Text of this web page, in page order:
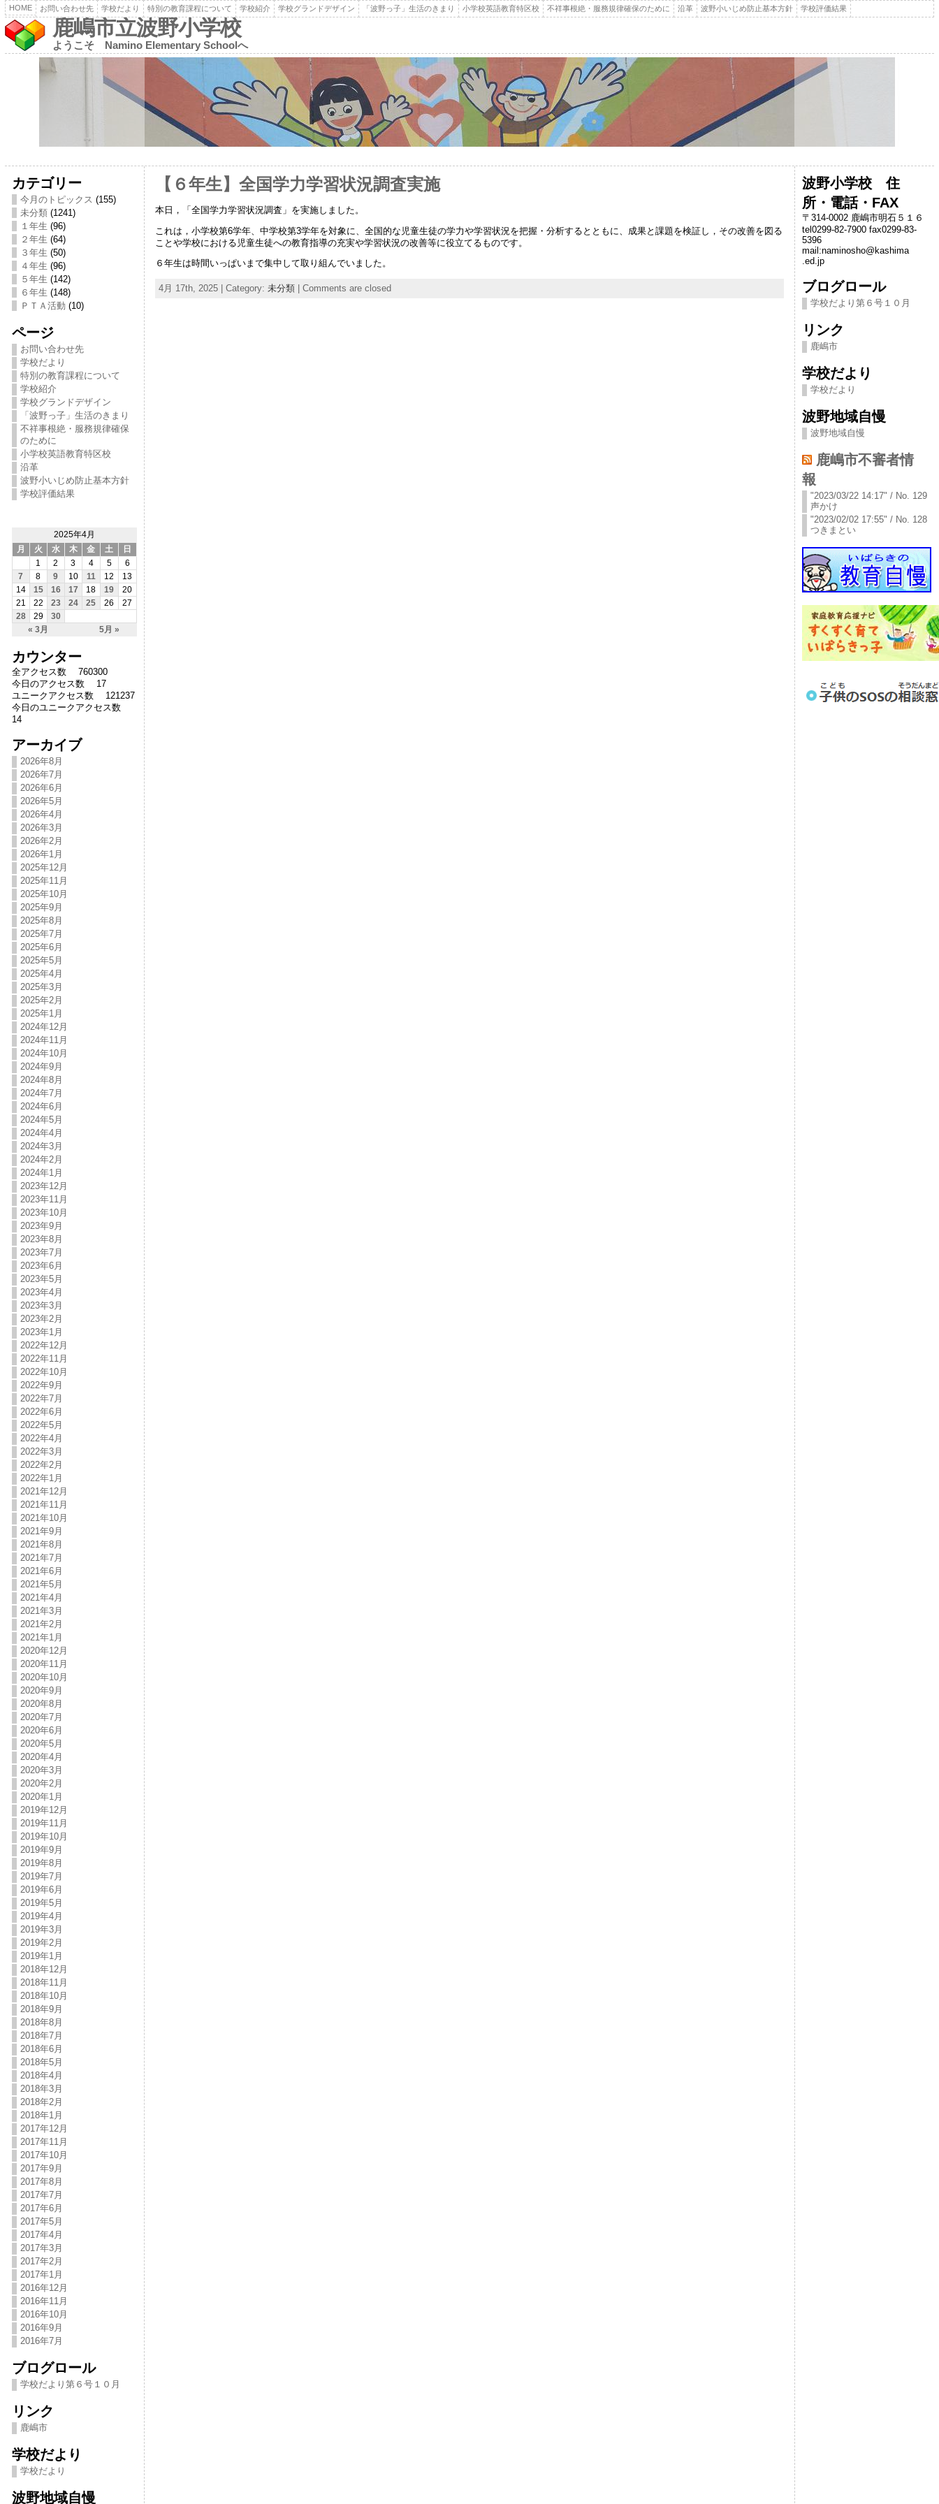
HOME お問い合わせ先 学校だより 特別の教育課程について 学校紹介 学校グランドデザイン 「波野っ子」生活のきまり 小学校英語教育特区校 不祥事根絶・服務規律確保のために 沿革 波野小いじめ防止基本方針 学校評価結果
鹿嶋市立波野小学校
ようこそ Namino Elementary Schoolへ
カテゴリー
今月のトピックス (155)
未分類(1241)
１年生 (96)
２年生 (64)
３年生 (50)
４年生 (96)
５年生 (142)
６年生 (148)
ＰＴＡ活動 (10)
ページ
お問い合わせ先
学校だより
特別の教育課程について
学校紹介
学校グランドデザイン
「波野っ子」生活のきまり
不祥事根絶・服務規律確保
のために
小学校英語教育特区校
沿革
波野小いじめ防止基本方針
学校評価結果
2025年4月
月
火 水 木 金 土 日
« 3月 5月 »
1 2 3 4 5
6
7
8 9 10 11 12
13
14
15 16 17 18 19
20
21
22 23 24 25 26
27
28
29 30
カウンター
全アクセス数 760300
今日のアクセス数 17
ユニークアクセス数 121237
今日のユニークアクセス数
14
アーカイブ
2026年8月
2026年7月
2026年6月
2026年5月
2026年4月
2026年3月
2026年2月
2026年1月
2025年12月
2025年11月
2025年10月
2025年9月
2025年8月
2025年7月
2025年6月
2025年5月
2025年4月
2025年3月
2025年2月
2025年1月
2024年12月
2024年11月
2024年10月
2024年9月
2024年8月
2024年7月
2024年6月
2024年5月
2024年4月
2024年3月
2024年2月
2024年1月
2023年12月
2023年11月
2023年10月
2023年9月
2023年8月
2023年7月
2023年6月
2023年5月
2023年4月
2023年3月
2023年2月
2023年1月
2022年12月
2022年11月
2022年10月
2022年9月
2022年7月
2022年6月
2022年5月
2022年4月
2022年3月
2022年2月
2022年1月
2021年12月
2021年11月
2021年10月
2021年9月
2021年8月
2021年7月
2021年6月
2021年5月
2021年4月
2021年3月
2021年2月
2021年1月
2020年12月
2020年11月
2020年10月
2020年9月
2020年8月
2020年7月
2020年6月
2020年5月
2020年4月
2020年3月
2020年2月
2020年1月
2019年12月
2019年11月
2019年10月
2019年9月
2019年8月
2019年7月
2019年6月
2019年5月
2019年4月
2019年3月
2019年2月
2019年1月
2018年12月
2018年11月
2018年10月
2018年9月
2018年8月
2018年7月
2018年6月
2018年5月
2018年4月
2018年3月
2018年2月
2018年1月
2017年12月
2017年11月
2017年10月
2017年9月
2017年8月
2017年7月
2017年6月
2017年5月
2017年4月
2017年3月
2017年2月
2017年1月
2016年12月
2016年11月
2016年10月
2016年9月
2016年7月
ブログロール
学校だより第６号１０月
リンク
鹿嶋市
学校だより
学校だより
波野地域自慢
【６年生】全国学力学習状況調査実施
本日，「全国学力学習状況調査」を実施しました。
これは，小学校第6学年、中学校第3学年を対象に、全国的な児童生徒の学力や学習状況を把握・分析するとともに、成果と課題を検証し，その改善を図る
ことや学校における児童生徒への教育指導の充実や学習状況の改善等に役立てるものです。
６年生は時間いっぱいまで集中して取り組んでいました。
4月 17th, 2025 | Category: 未分類| Comments are closed
波野小学校 住
所・電話・FAX
〒314-0002 鹿嶋市明石５１６
tel0299-82-7900 fax0299-83-
5396
mail:naminosho@kashima
.ed.jp
ブログロール
学校だより第６号１０月
リンク
鹿嶋市
学校だより
学校だより
波野地域自慢
波野地域自慢
鹿嶋市不審者情
報
"2023/03/22 14:17" / No. 129
声かけ
"2023/02/02 17:55" / No. 128
つきまとい